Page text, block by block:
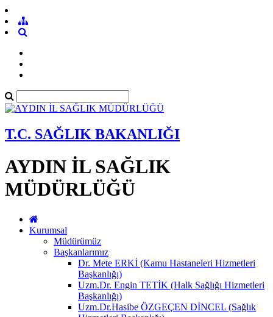
T.C. SAĞLIK BAKANLIĞI
AYDIN İL SAĞLIK
MÜDÜRLÜĞÜ
Kurumsal
Müdürümüz
Başkanlarımız
Dr. Mete ERKİ (Kamu Hastaneleri Hizmetleri
Başkanlığı)
Uzm.Dr. Engin TETİK (Halk Sağlığı Hizmetleri
Başkanlığı)
Uzm.Dr.Hasibe ÖZGEÇEN DİNCEL (Sağlık